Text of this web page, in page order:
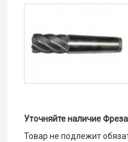
Уточняйте наличие
Товар не подлежит